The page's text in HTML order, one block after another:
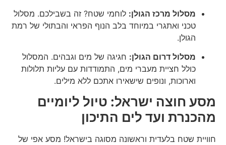
מסלול מרכז הגולן: לוחמי שטח? זה בשבילכם. מסלול
טכני ואתגרי במיוחד בלב הנוף הפראי והבתולי של רמת
הגולן.
מסלול דרום הגולן: חגיגה של מים וגבהים. המסלול
כולל חציית מעברי מים, התמודדות עם עליות תלולות
וארוכות, ונופים שישאירו אתכם ללא מילים.
מסע חוצה ישראל: טיול ליומיים
מהכנרת ועד לים התיכון
חוויית שטח בלעדית וראשונה מסוגה בישראל! מסע אפי של